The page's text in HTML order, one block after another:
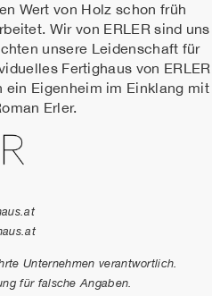
Wert von Holz schon früh
Wir von ERLER sind uns
unsere Leidenschaft für
Fertighaus von ERLER
ein Eigenheim im Einklang mit
Erler.
Unternehmen verantwortlich.
für falsche Angaben.